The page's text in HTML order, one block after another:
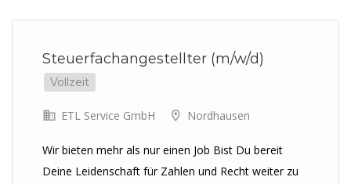
Steuerfachangestellter (m/w/d)
Vollzeit
ETL Service GmbH Nordhausen
Wir bieten mehr als nur einen Job Bist Du bereit
Deine Leidenschaft für Zahlen und Recht weiter zu